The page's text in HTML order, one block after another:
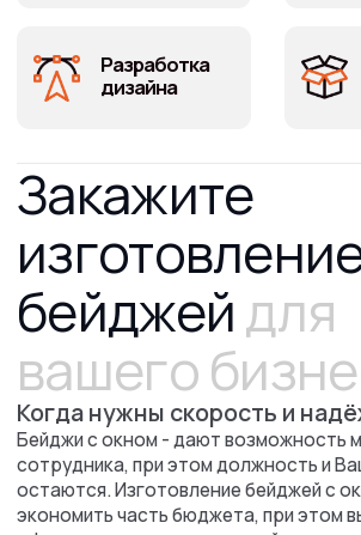
Бейджи с окном - дают возможность менять имя
сотрудника, при этом должность и Ваш логотип
остаются. Изготовление бейджей с окном - позволяет
экономить часть бюджета, при этом выглядят солидно,
Характеристики:
Материал: цветной литой акрил
Нанесение: цветная УФ печать с белым
Рассчитать
стоимость
изготовления
бейджей
оперативно рассчитаем стоимость,
а также расскажем про сроки выполнения
заказа и условия доставки